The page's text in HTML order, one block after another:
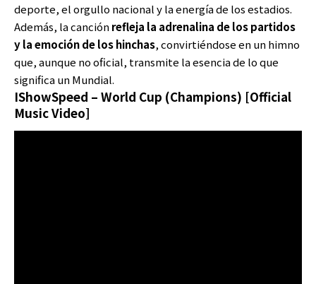
deporte, el orgullo nacional y la energía de los estadios.
Además, la canciónrefleja la adrenalina de los partidos
y la emoción de los hinchas, convirtiéndose en un himno
que, aunque no oficial, transmite la esencia de lo que
significa un Mundial.
IShowSpeed – World Cup (Champions) [Official
Music Video]